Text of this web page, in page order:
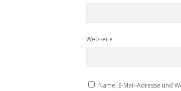
Webseite
Name, E-Mail-Adresse und